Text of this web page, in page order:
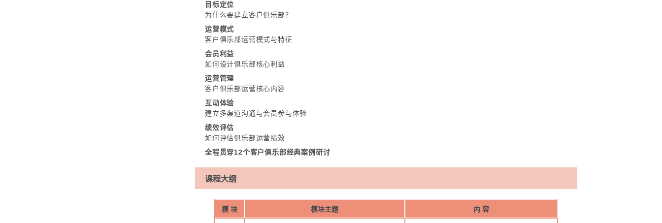
目标定位
为什么要建立客户俱乐部？
运营模式
客户俱乐部运营模式与特征
会员利益
如何设计俱乐部核心利益
运营管理
客户俱乐部运营核心内容
互动体验
建立多渠道沟通与会员参与体验
绩效评估
如何评估俱乐部运营绩效
全程贯穿12个客户俱乐部经典案例研讨
课程大纲
模 块 模块主题 内 容